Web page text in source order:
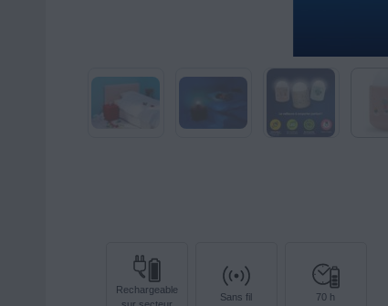
Rechargeable
Sans fil 70 h